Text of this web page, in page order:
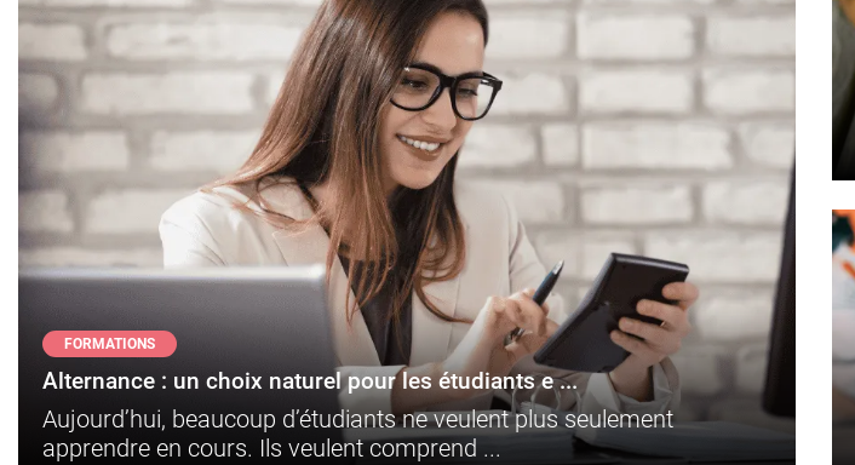
FORMATIONS
Alternance : un choix naturel pour les étudiants e ...
Aujourd’hui, beaucoup d’étudiants ne veulent plus seulement
apprendre en cours. Ils veulent comprend ...